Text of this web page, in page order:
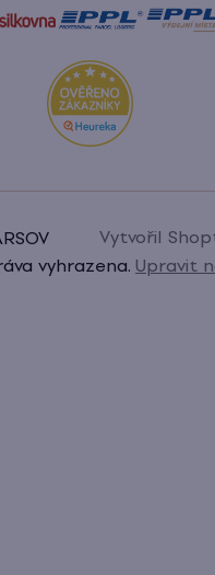
Vytvořil
vyhrazena. Upravit